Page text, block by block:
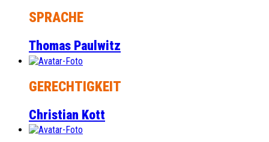
SPRACHE
Thomas Paulwitz
GERECHTIGKEIT
Christian Kott